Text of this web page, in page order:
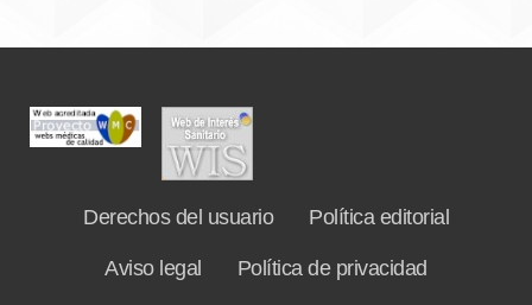
Derechos del usuario Política editorial
Aviso legal Política de privacidad